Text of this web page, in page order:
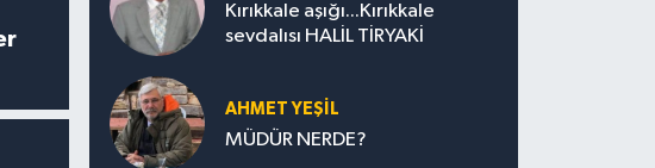
Kırıkkale aşığı...Kırıkkale
sevdalısı HALİL TİRYAKİ
AHMET YEŞİL
MÜDÜR NERDE?